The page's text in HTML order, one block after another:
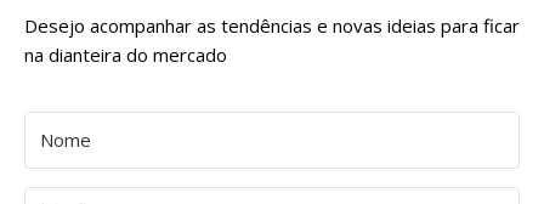
Desejo acompanhar as tendências e novas ideias para ficar
na dianteira do mercado